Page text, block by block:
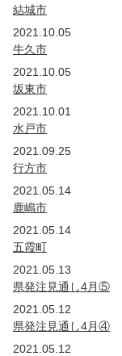
結城市
2021.10.05
牛久市
2021.10.05
坂東市
2021.10.01
水戸市
2021.09.25
行方市
2021.05.14
鹿嶋市
2021.05.14
五霞町
2021.05.13
県発注見通し4月⑤
2021.05.12
県発注見通し4月④
2021.05.12